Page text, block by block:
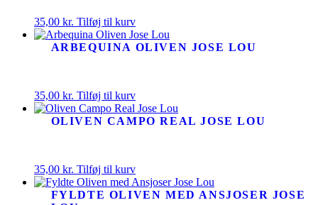
35,00 kr. Tilføj til kurv
ARBEQUINA OLIVEN JOSE LOU
35,00 kr. Tilføj til kurv
OLIVEN CAMPO REAL JOSE LOU
35,00 kr. Tilføj til kurv
FYLDTE OLIVEN MED ANSJOSER JOSE